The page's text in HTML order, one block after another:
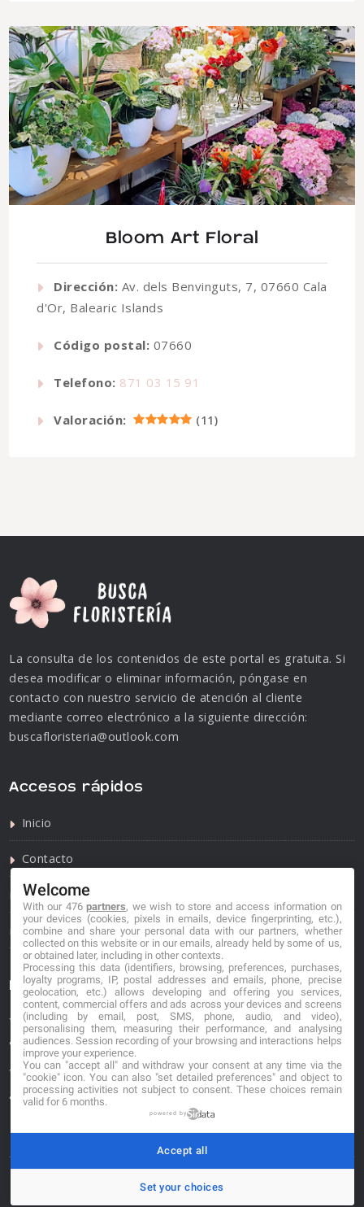
Bloom Art Floral
Dirección: Av. dels Benvinguts, 7, 07660 Cala
d'Or, Balearic Islands
Código postal: 07660
Telefono: 871 03 15 91
Valoración: (11)
La consulta de los contenidos de este portal es gratuita. Si
desea modificar o eliminar información, póngase en
contacto con nuestro servicio de atención al cliente
mediante correo electrónico a la siguiente dirección:
buscafloristeria@outlook.com
Accesos rápidos
Inicio
Contacto
Política de privacidad
Política de cookies
Información de contacto
*No se garantiza que los datos mostrados estén
actualizados.
** Los precios mostrados son estimaciones y no se
garantiza su veracidad.
© 2026. buscafloristeria.com
Welcome
With our 476partners, we wish to store and access information on
your devices (cookies, pixels in emails, device fingerprinting, etc.),
combine and share your personal data with our partners, whether
collected on this website or in our emails, already held by some of us,
or obtained later, including in other contexts.
Processing this data (identifiers, browsing, preferences, purchases,
loyalty programs, IP, postal addresses and emails, phone, precise
geolocation, etc.) allows developing and offering you services,
content, commercial offers and ads across your devices and screens
(including by email, post, SMS, phone, audio, and video),
personalising them, measuring their performance, and analysing
audiences. Session recording of your browsing and interactions helps
improve your experience.
You can "accept all" and withdraw your consent at any time via the
"cookie" icon. You can also "set detailed preferences" and object to
processing activities not subject to consent. These choices remain
valid for 6 months.
powered by
Set your choices
Accept all